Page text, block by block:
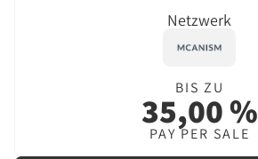
Netzwerk
BIS ZU
35,00 %
PAY PER SALE